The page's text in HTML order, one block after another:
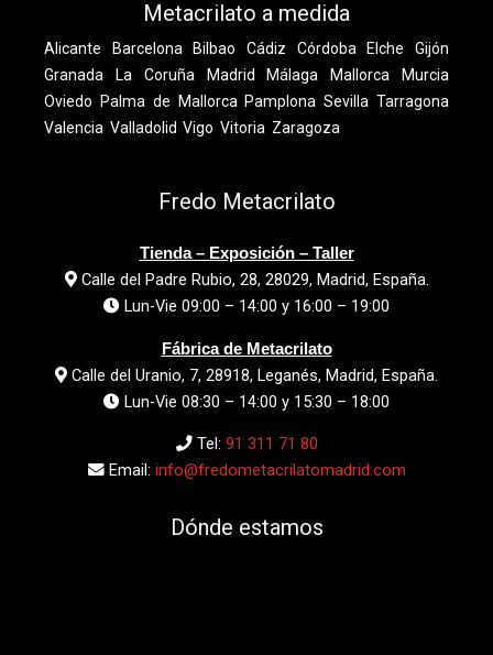
Metacrilato a medida
Alicante Barcelona Bilbao Cádiz Córdoba Elche
Gijón
Granada
La Coruña Madrid Málaga Mallorca
Murcia
Oviedo
Palma de Mallorca Pamplona Sevilla Tarragona
Valencia Valladolid Vigo Vitoria Zaragoza
Fredo Metacrilato
Tienda – Exposición – Taller
Calle del Padre Rubio, 28, 28029, Madrid, España.
Lun-Vie 09:00 – 14:00 y 16:00 – 19:00
Fábrica de Metacrilato
Calle del Uranio, 7, 28918, Leganés, Madrid, España.
Lun-Vie 08:30 – 14:00 y 15:30 – 18:00
Tel: 91 311 71 80
Email: info@fredometacrilatomadrid.com
Dónde estamos